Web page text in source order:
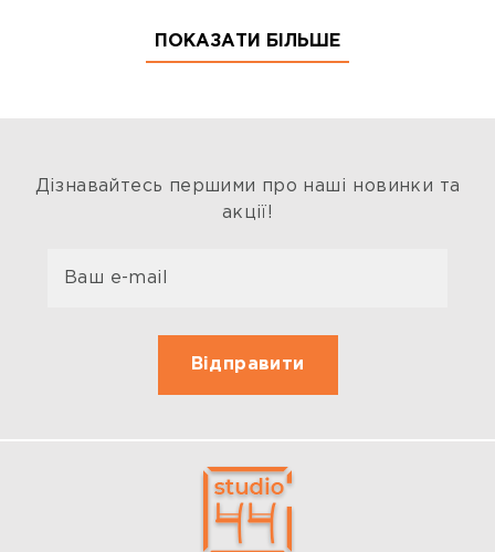
ПОКАЗАТИ БІЛЬШЕ
Дізнавайтесь першими про наші новинки та
акції!